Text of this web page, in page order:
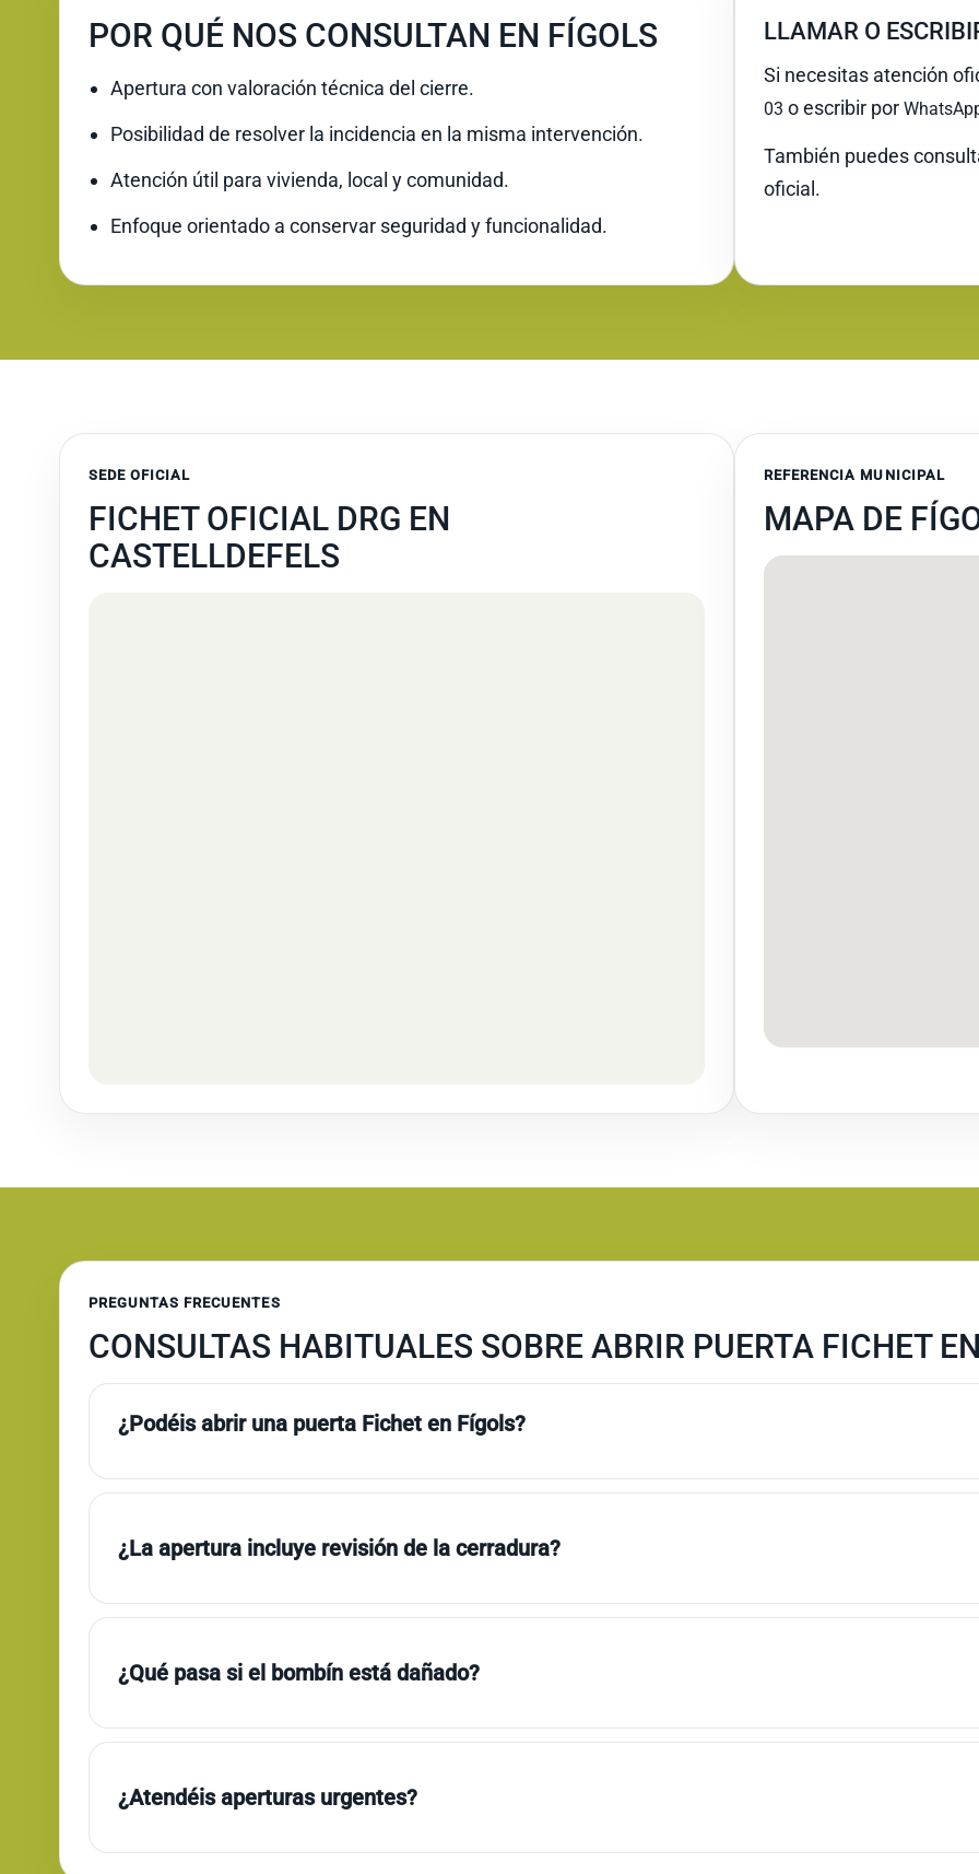
POR QUÉ NOS CONSULTAN EN FÍGOLS
Apertura con valoración técnica del cierre.
Posibilidad de resolver la incidencia en la misma intervención.
Atención útil para vivienda, local y comunidad.
Enfoque orientado a conservar seguridad y funcionalidad.
LLAMAR O
Si necesitas atención
03 o escribir por
También puedes
oficial.
SEDE OFICIAL
FICHET OFICIAL DRG EN
CASTELLDEFELS
REFERENCIA MUNICIPAL
MAPA DE
PREGUNTAS FRECUENTES
CONSULTAS HABITUALES SOBRE ABRIR PUERTA FICHET
¿Podéis abrir una puerta Fichet en Fígols?
¿La apertura incluye revisión de la cerradura?
¿Qué pasa si el bombín está dañado?
¿Atendéis aperturas urgentes?